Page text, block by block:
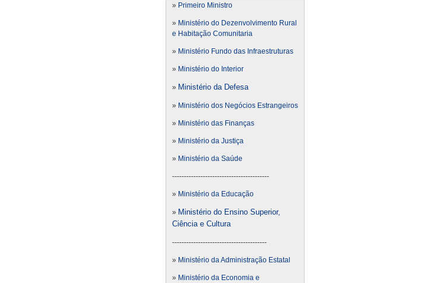
» Primeiro Ministro
» Ministério do Dezenvolvimento Rural
e Habitação Comunitaria
» Ministério Fundo das Infraestruturas
» Ministério do Interior
» Ministério da Defesa
» Ministério dos Negócios Estrangeiros
» Ministério das Finanças
» Ministério da Justiça
» Ministério da Saúde
-----------------------------------------
» Ministério da Educação
» Ministério do Ensino Superior,
Ciência e Cultura
----------------------------------------
» Ministério da Administração Estatal
» Ministério da Economia e